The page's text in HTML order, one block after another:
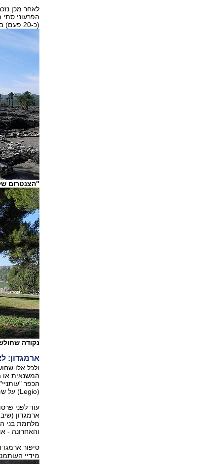
לאחר מכן
(כ-20 פעם) בספר יהושע, שופטים, מלכים א' ועוד, כשהיתה בשטחו של שבט מנשה.
"הצנטרום של
נקודה
ארמגדון:
ולכל אלו
הכפר
(Legio) על שם הלגיון השישי פראטה ששכן מדרום לתל מגידו.
ארמגדון
מלחמת בני
והאחרונה -
סיפור
מידיי העותמנים ב-1917, זכה לתואר המכובד